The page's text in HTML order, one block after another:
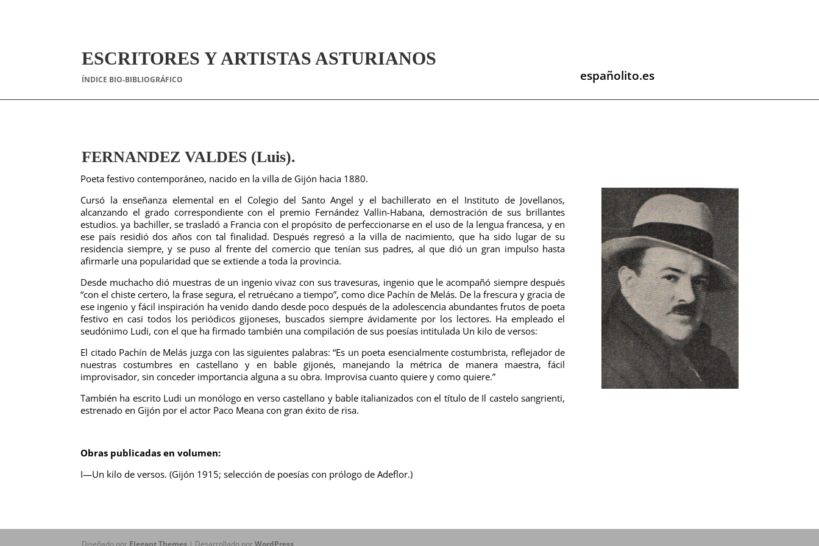
ESCRITORES Y ARTISTAS ASTURIANOS
ÍNDICE BIO-BIBLIOGRÁFICO españolito.es
FERNANDEZ VALDES (Luis).
Poeta festivo contemporáneo, nacido en la villa de Gijón hacia 1880.
Cursó la enseñanza elemental en el Colegio del Santo Angel y el bachillerato en el Instituto de Jovellanos,
alcanzando el grado correspondiente con el premio Fernández Vallin-Habana, demostración de sus brillantes
estudios. ya bachiller, se trasladó a Francia con el propósito de perfeccionarse en el uso de la lengua francesa, y en
ese país residió dos años con tal finalidad. Después regresó a la villa de nacimiento, que ha sido lugar de su
residencia siempre, y se puso al frente del comercio que tenían sus padres, al que dió un gran impulso hasta
afirmarle una popularidad que se extiende a toda la provincia.
Desde muchacho dió muestras de un ingenio vivaz con sus travesuras, ingenio que le acompañó siempre después
“con el chiste certero, la frase segura, el retruécano a tiempo”, como dice Pachín de Melás. De la frescura y gracia de
ese ingenio y fácil inspiración ha venido dando desde poco después de la adolescencia abundantes frutos de poeta
festivo en casi todos los periódicos gijoneses, buscados siempre ávidamente por los lectores. Ha empleado el
seudónimo Ludi, con el que ha firmado también una compilación de sus poesías intitulada Un kilo de versos:
El citado Pachín de Melás juzga con las siguientes palabras: “Es un poeta esencialmente costumbrista, reflejador de
nuestras costumbres en castellano y en bable gijonés, manejando la métrica de manera maestra, fácil
improvisador, sin conceder importancia alguna a su obra. Improvisa cuanto quiere y como quiere.”
También ha escrito Ludi un monólogo en verso castellano y bable italianizados con el título de Il castelo sangrienti,
estrenado en Gijón por el actor Paco Meana con gran éxito de risa.
Obras publicadas en volumen:
I—Un kilo de versos. (Gijón 1915; selección de poesías con prólogo de Adeflor.)